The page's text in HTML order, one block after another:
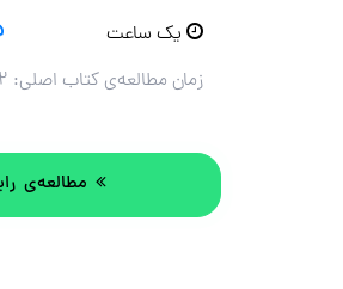
یک ساعت
زمان مطالعه‌ی کتاب اصلی:
مطالعه‌ی